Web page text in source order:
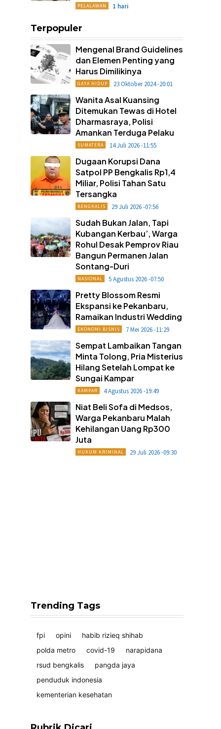
PELALAWAN 1 hari
Terpopuler
Mengenal Brand Guidelines
dan Elemen Penting yang
Harus Dimilikinya
GAYA HIDUP 23 Oktober 2024 -20:01
Wanita Asal Kuansing
Ditemukan Tewas di Hotel
Dharmasraya, Polisi
Amankan Terduga Pelaku
SUMATERA 14 Juli 2026 -11:55
Dugaan Korupsi Dana
Satpol PP Bengkalis Rp1,4
Miliar, Polisi Tahan Satu
Tersangka
BENGKALIS 29 Juli 2026 -07:56
Sudah Bukan Jalan, Tapi
Kubangan Kerbau’, Warga
Rohul Desak Pemprov Riau
Bangun Permanen Jalan
Sontang-Duri
NASIONAL 5 Agustus 2026 -07:50
Pretty Blossom Resmi
Ekspansi ke Pekanbaru,
Ramaikan Industri Wedding
EKONOMI BISNIS 7 Mei 2026 -11:29
Sempat Lambaikan Tangan
Minta Tolong, Pria Misterius
Hilang Setelah Lompat ke
Sungai Kampar
KAMPAR 4 Agustus 2026 -19:49
Niat Beli Sofa di Medsos,
Warga Pekanbaru Malah
Kehilangan Uang Rp300
Juta
HUKUM KRIMINAL 29 Juli 2026 -09:30
Trending Tags
fpi opini
habib rizieq shihab
polda metro
covid-19
narapidana
rsud bengkalis
pangda jaya
penduduk indonesia
kementerian kesehatan